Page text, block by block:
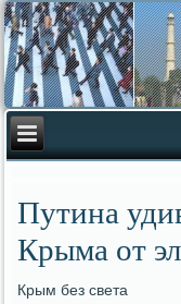
Путина
Крыма от
Крым без света